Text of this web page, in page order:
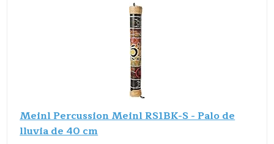
Meinl Percussion Meinl RS1BK-S - Palo de
lluvia de 40 cm